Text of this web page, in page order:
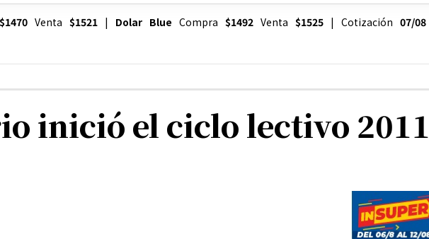
$1470Venta $1521| Dolar Blue Compra $1492Venta $1525| Cotización 07/08
inició el ciclo lectivo 2011